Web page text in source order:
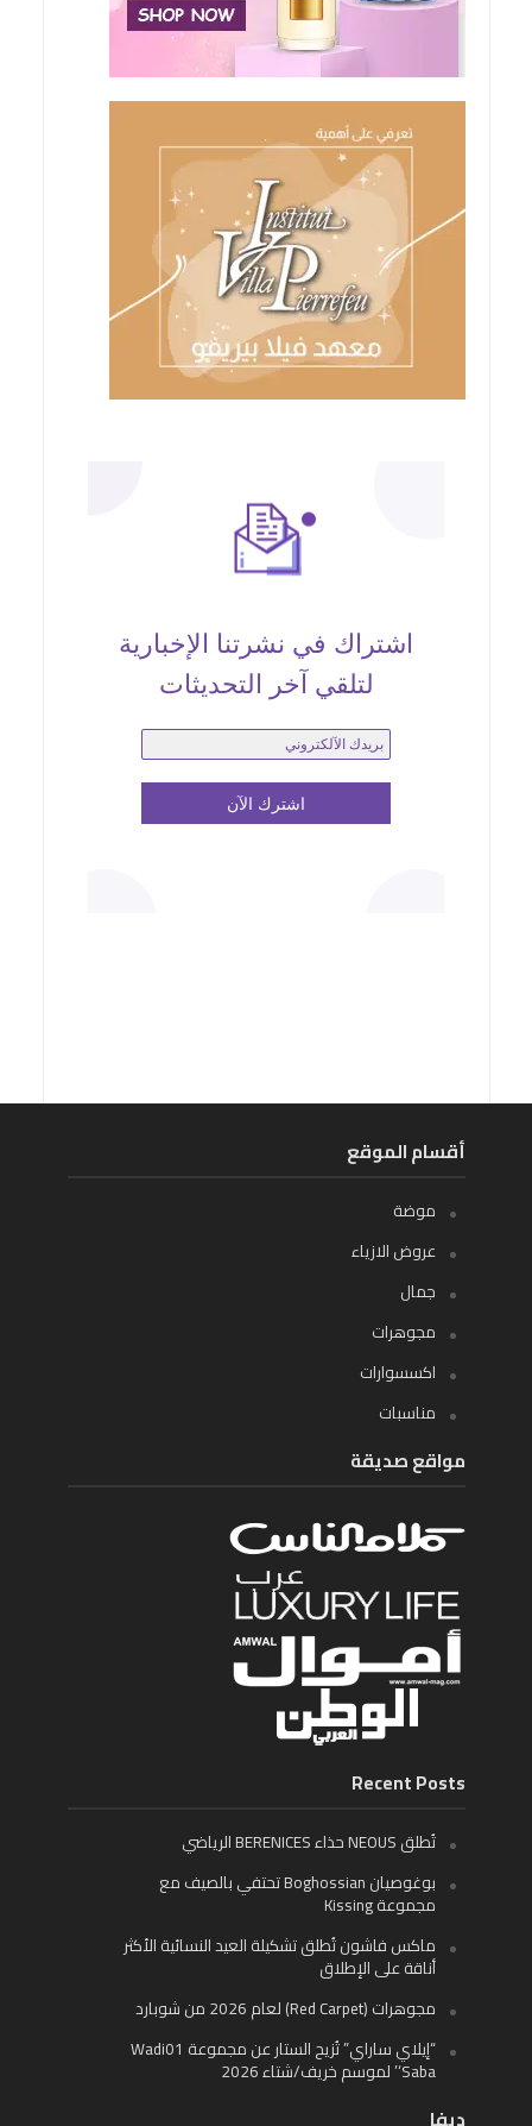
اشتراك في نشرتنا الإخبارية
لتلقي آخر التحديثات
أقسام الموقع
موضة
عروض الازياء
جمال
مجوهرات
اكسسوارات
مناسبات
مواقع صديقة
Recent Posts
تُطلق NEOUS حذاء BERENICES الرياضي
بوغوصيان Boghossian تحتفي بالصيف مع
مجموعة Kissing
ماكس فاشون تُطلق تشكيلة العيد النسائية الأكثر
أناقة على الإطلاق
مجوهرات (Red Carpet) لعام 2026 من شوبارد
“إيلاي ساراي” تُزيح الستار عن مجموعة Wadi01
‘Saba’ لموسم خريف/شتاء 2026